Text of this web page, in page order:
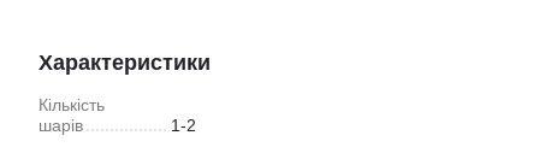
Характеристики
Кількість
шарів
1-2